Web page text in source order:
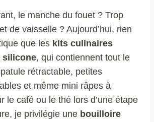
le manche du fouet ? Trop
de vaisselle ? Aujourd’hui, rien
que les kits culinaires
silicone, qui contiennent tout le
rétractable, petites
et même mini râpes à
le café ou le thé lors d’une étape
je privilégie une bouilloire